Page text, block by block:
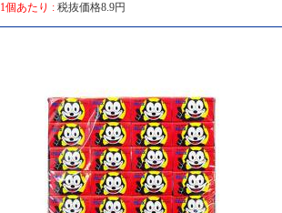
1個あたり : 税抜価格8.9円